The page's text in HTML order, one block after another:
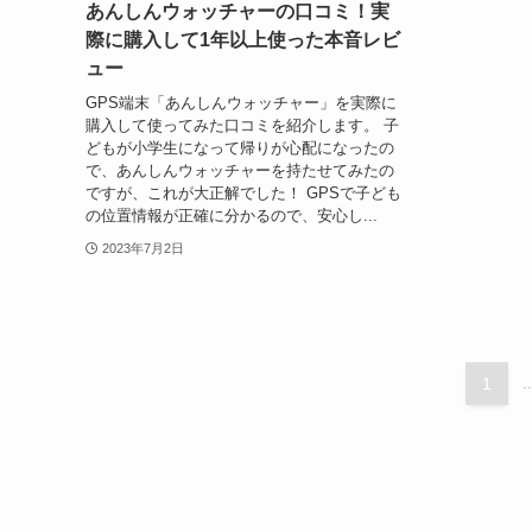
あんしんウォッチャーの口コミ！実
際に購入して1年以上使った本音レビ
ュー
GPS端末「あんしんウォッチャー」を実際に
購入して使ってみた口コミを紹介します。 子
どもが小学生になって帰りが心配になったの
で、あんしんウォッチャーを持たせてみたの
ですが、これが大正解でした！ GPSで子ども
の位置情報が正確に分かるので、安心し...
2023年7月2日
1